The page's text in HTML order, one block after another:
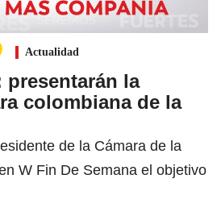
Actualidad
presentarán la
colombiana de la
de la Cámara de la
W Fin De Semana el objetivo